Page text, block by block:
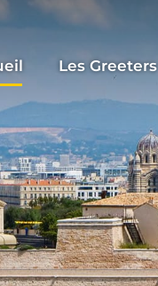
Les Greeters